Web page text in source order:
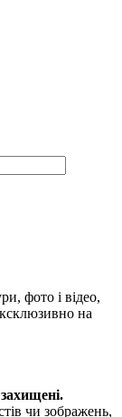
фото і відео,
на
чи зображень,